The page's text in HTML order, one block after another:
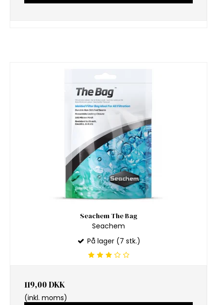
Seachem The Bag
Seachem
På lager (7 stk.)
119,00 DKK
(inkl. moms)